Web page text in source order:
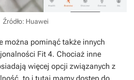
Źródło: Huawei
można pominąć także innych
Fit 4. Chociaż inne
więcej opcji związanych z